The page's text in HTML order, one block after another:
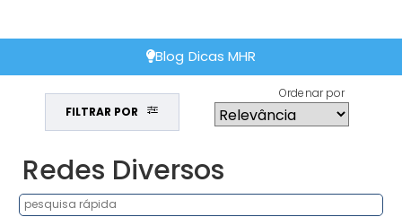
Blog Dicas MHR
FILTRAR POR
Ordenar por
Redes Diversos